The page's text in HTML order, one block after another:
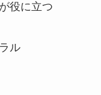
役に立つ
ル